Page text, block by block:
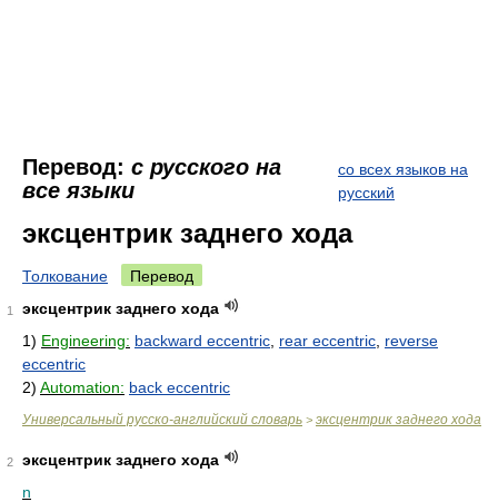
Перевод: с русского на
все языки
со всех языков на
русский
эксцентрик заднего хода
Толкование Перевод
1
эксцентрик заднего хода
1) Engineering: backward eccentric rear eccentric reverse
eccentric
2) Automation: back eccentric
Универсальный русско-английский словарь > эксцентрик заднего хода
2
эксцентрик заднего хода
n